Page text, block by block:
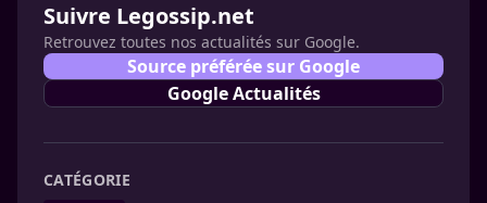
Suivre Legossip.net
Retrouvez toutes nos actualités sur Google.
Source préférée sur Google
Google Actualités
CATÉGORIE